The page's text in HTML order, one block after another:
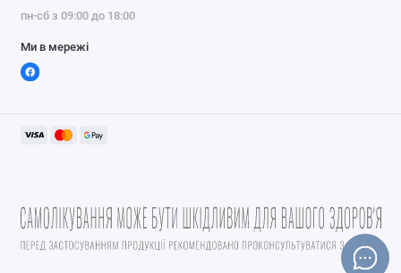
пн-сб з 09:00 до 18:00
Ми в мережі